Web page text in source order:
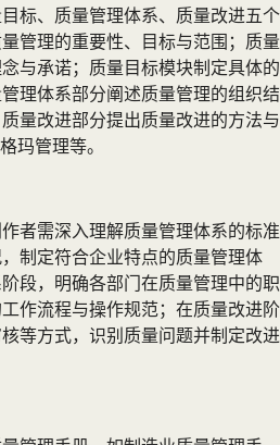
标、质量管理体系、质量改进五个
管理的重要性、目标与范围；质量
与承诺；质量目标模块制定具体的
理体系部分阐述质量管理的组织结
量改进部分提出质量改进的方法与
玛管理等。
者需深入理解质量管理体系的标准
制定符合企业特点的质量管理体
段，明确各部门在质量管理中的职
作流程与操作规范；在质量改进阶
等方式，识别质量问题并制定改进